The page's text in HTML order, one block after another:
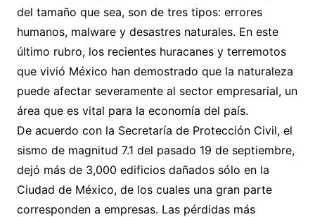
del tamaño que sea, son de tres tipos: errores
humanos, malware y desastres naturales. En este
último rubro, los recientes huracanes y terremotos
que vivió México han demostrado que la naturaleza
puede afectar severamente al sector empresarial, un
área que es vital para la economía del país.
De acuerdo con la Secretaría de Protección Civil, el
sismo de magnitud 7.1 del pasado 19 de septiembre,
dejó más de 3,000 edificios dañados sólo en la
Ciudad de México, de los cuales una gran parte
corresponden a empresas. Las pérdidas más